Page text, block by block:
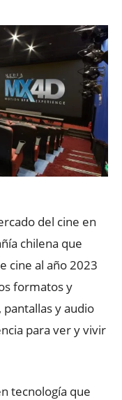
del cine en
chilena que
cine al año 2023
formatos y
y audio
para ver y vivir
tecnología que